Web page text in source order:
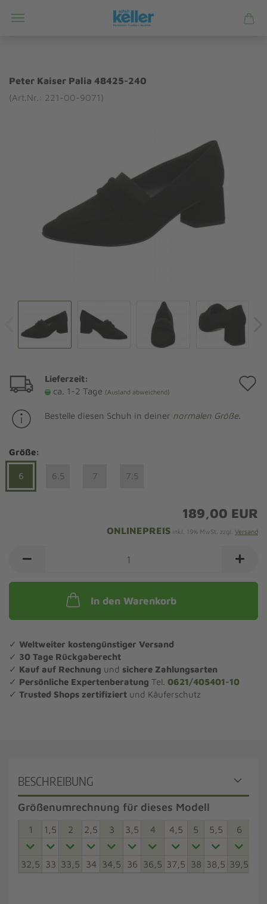
Peter Kaiser Palia 48425-240
(Art.Nr.: 221-00-9071)
Lieferzeit:
ca. 1-2 Tage (Ausland abweichend)
Bestelle diesen Schuh in deiner normalen Größe.
Größe:
6 6.5 7 7.5
189,00 EUR
ONLINEPREIS inkl. 19% MwSt. zzgl. Versand
In den Warenkorb
✓ Weltweiter kostengünstiger Versand
✓ 30 Tage Rückgaberecht
✓ Kauf auf Rechnung und sichere Zahlungsarten
✓ Persönliche Expertenberatung Tel. 0621/405401-10
✓ Trusted Shops zertifiziert und Käuferschutz
BESCHREIBUNG
Größenumrechnung für dieses Modell
1 1,5 2 2,5 3 3,5 4 4,5 5 5,5 6
32,5 33 33,5 34 34,5 36 36,5 37,5 38 38,5 39,5